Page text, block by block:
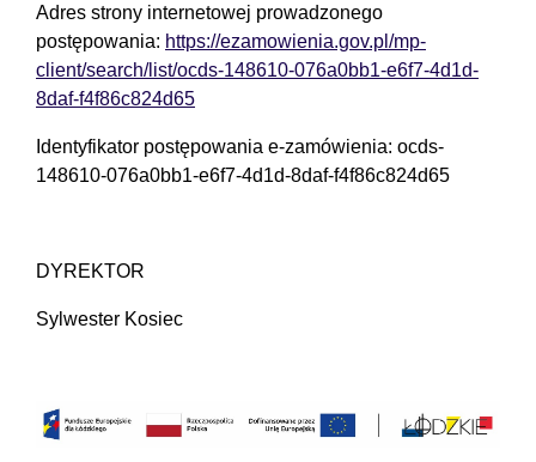
Adres strony internetowej prowadzonego
postępowania: https://ezamowienia.gov.pl/mp-
client/search/list/ocds-148610-076a0bb1-e6f7-4d1d-
8daf-f4f86c824d65
Identyfikator postępowania e-zamówienia: ocds-
148610-076a0bb1-e6f7-4d1d-8daf-f4f86c824d65
DYREKTOR
Sylwester Kosiec